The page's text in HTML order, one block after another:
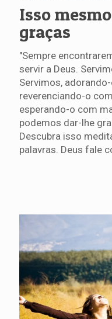
Isso
graças
"Sempre
servir a Deus.
Servimos,
reverenciando-o
esperando-o com
podemos dar-lhe
Descubra isso
palavras. Deus fale